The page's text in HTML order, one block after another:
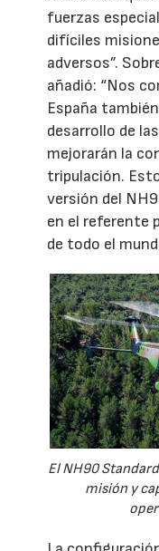
fuerzas
difíciles
adversos”.
añadió: “Nos
España
desarrollo de
mejorarán la
tripulación.
versión del
en el referente
de todo el
El NH90
misión y